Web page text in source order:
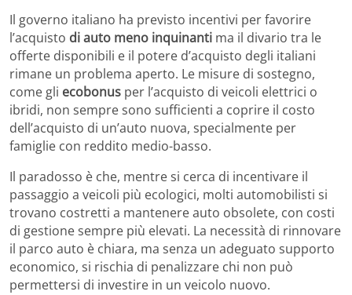
Il governo italiano ha previsto incentivi per favorire
l’acquisto di auto meno inquinanti ma il divario tra le
offerte disponibili e il potere d’acquisto degli italiani
rimane un problema aperto. Le misure di sostegno,
come gli ecobonus per l’acquisto di veicoli elettrici o
ibridi, non sempre sono sufficienti a coprire il costo
dell’acquisto di un’auto nuova, specialmente per
famiglie con reddito medio-basso.
Il paradosso è che, mentre si cerca di incentivare il
passaggio a veicoli più ecologici, molti automobilisti si
trovano costretti a mantenere auto obsolete, con costi
di gestione sempre più elevati. La necessità di rinnovare
il parco auto è chiara, ma senza un adeguato supporto
economico, si rischia di penalizzare chi non può
permettersi di investire in un veicolo nuovo.